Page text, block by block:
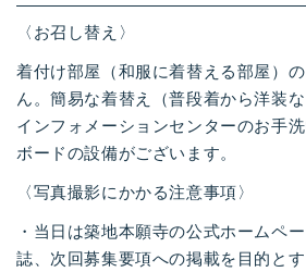
〈お召し替え〉
着付け部屋（和服に着替える部屋）
ん。簡易な着替え（普段着から洋装な
インフォメーションセンターのお手
ボードの設備がございます。
〈写真撮影にかかる注意事項〉
・当日は築地本願寺の公式ホームペ
誌、次回募集要項への掲載を目的と